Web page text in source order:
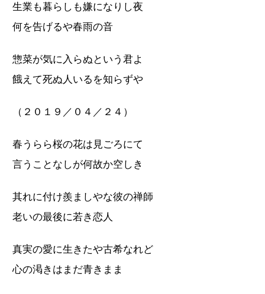
生業も暮らしも嫌になりし夜
何を告げるや春雨の音
惣菜が気に入らぬという君よ
餓えて死ぬ人いるを知らずや
（２０１９／０４／２４）
春うらら桜の花は見ごろにて
言うことなしが何故か空しき
其れに付け羨ましやな彼の禅師
老いの最後に若き恋人
真実の愛に生きたや古希なれど
心の渇きはまだ青きまま